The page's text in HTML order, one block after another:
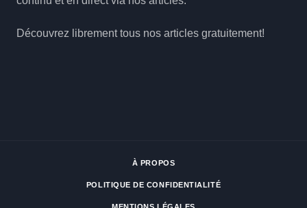
Découvrez librement tous nos articles gratuitement!
À PROPOS
POLITIQUE DE CONFIDENTIALITÉ